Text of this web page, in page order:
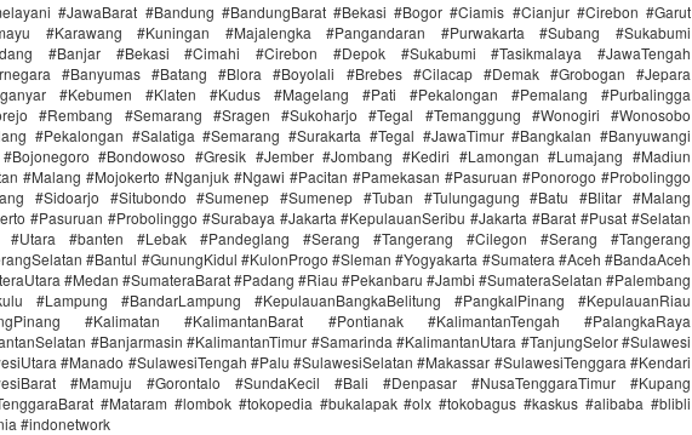
#JawaBarat #Bandung #BandungBarat #Bekasi #Bogor #Ciamis #Cianjur #Cirebon #Garut
#Karawang #Kuningan #Majalengka #Pangandaran #Purwakarta #Subang #Sukabumi
#Banjar #Bekasi #Cimahi #Cirebon #Depok #Sukabumi #Tasikmalaya #JawaTengah
#Banyumas #Batang #Blora #Boyolali #Brebes #Cilacap #Demak #Grobogan #Jepara
#Kebumen #Klaten #Kudus #Magelang #Pati #Pekalongan #Pemalang #Purbalingga
#Rembang #Semarang #Sragen #Sukoharjo #Tegal #Temanggung #Wonogiri #Wonosobo
#Pekalongan #Salatiga #Semarang #Surakarta #Tegal #JawaTimur #Bangkalan #Banyuwangi
#Bondowoso #Gresik #Jember #Jombang #Kediri #Lamongan #Lumajang #Madiun
#Malang #Mojokerto #Nganjuk #Ngawi #Pacitan #Pamekasan #Pasuruan #Ponorogo #Probolinggo
#Sidoarjo #Situbondo #Sumenep #Sumenep #Tuban #Tulungagung #Batu #Blitar #Malang
#Pasuruan #Probolinggo #Surabaya #Jakarta #KepulauanSeribu #Jakarta #Barat #Pusat #Selatan
#Utara #banten #Lebak #Pandeglang #Serang #Tangerang #Cilegon #Serang #Tangerang
#Bantul #GunungKidul #KulonProgo #Sleman #Yogyakarta #Sumatera #Aceh #BandaAceh
#Medan #SumateraBarat #Padang #Riau #Pekanbaru #Jambi #SumateraSelatan #Palembang
#Lampung #BandarLampung #KepulauanBangkaBelitung #PangkalPinang #KepulauanRiau
#Kalimatan #KalimantanBarat #Pontianak #KalimantanTengah #PalangkaRaya
#Banjarmasin #KalimantanTimur #Samarinda #KalimantanUtara #TanjungSelor #Sulawesi
#Manado #SulawesiTengah #Palu #SulawesiSelatan #Makassar #SulawesiTenggara #Kendari
#Mamuju #Gorontalo #SundaKecil #Bali #Denpasar #NusaTenggaraTimur #Kupang
#Mataram #lombok #tokopedia #bukalapak #olx #tokobagus #kaskus #alibaba #blibli
#indonetwork